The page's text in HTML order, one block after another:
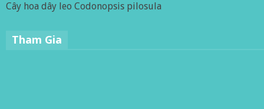
Cây hoa dây leo Codonopsis pilosula
Tham Gia